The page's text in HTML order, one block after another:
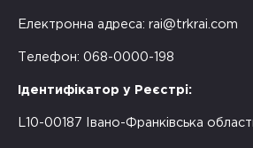
Електронна адреса: rai@trkrai.com
Телефон: 068-0000-198
Ідентифікатор у Реєстрі:
L10-00187 Івано-Франківська